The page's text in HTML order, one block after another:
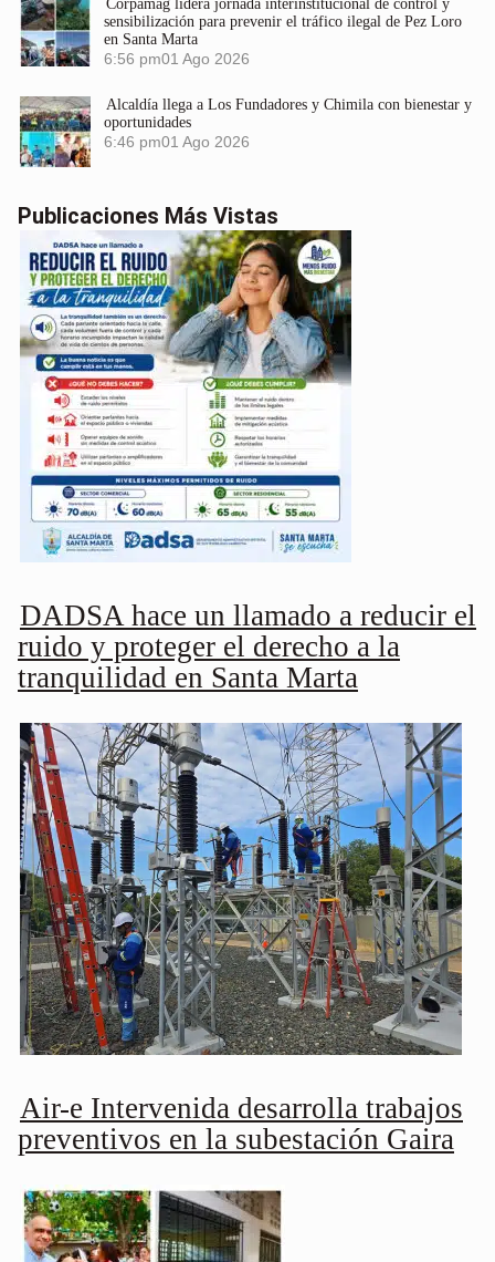
Corpamag lidera jornada interinstitucional de control y
sensibilización para prevenir el tráfico ilegal de Pez Loro
en Santa Marta
6:56 pm01 Ago 2026
Alcaldía llega a Los Fundadores y Chimila con bienestar y
oportunidades
6:46 pm01 Ago 2026
Publicaciones Más Vistas
DADSA hace un llamado a reducir el
ruido y proteger el derecho a la
tranquilidad en Santa Marta
Air-e Intervenida desarrolla trabajos
preventivos en la subestación Gaira